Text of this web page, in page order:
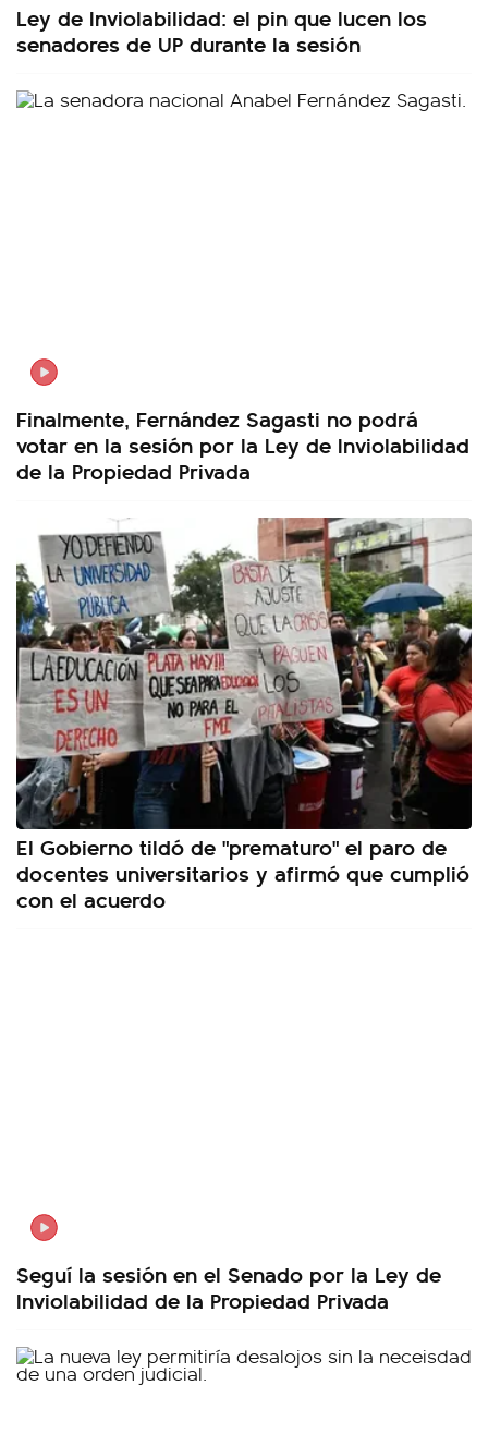
Ley de Inviolabilidad: el pin que lucen los
senadores de UP durante la sesión
Finalmente, Fernández Sagasti no podrá
votar en la sesión por la Ley de Inviolabilidad
de la Propiedad Privada
El Gobierno tildó de "prematuro" el paro de
docentes universitarios y afirmó que cumplió
con el acuerdo
Seguí la sesión en el Senado por la Ley de
Inviolabilidad de la Propiedad Privada